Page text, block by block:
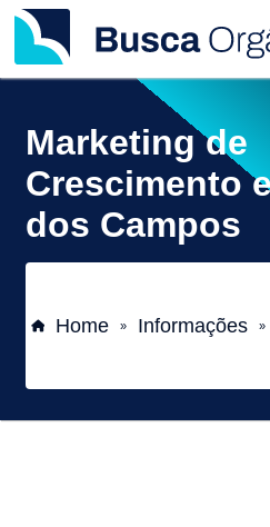
Marketing de
Crescimento
dos Campos
Home » Informações »